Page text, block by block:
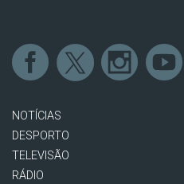
NOTÍCIAS
DESPORTO
TELEVISÃO
RÁDIO